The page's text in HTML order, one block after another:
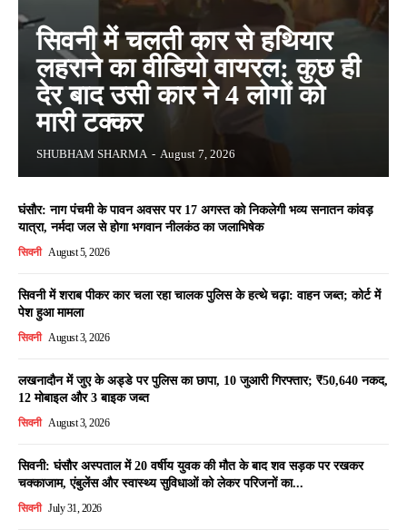
सिवनी में चलती कार से हथियार
लहराने का वीडियो वायरल: कुछ ही
देर बाद उसी कार ने 4 लोगों को
मारी टक्कर
SHUBHAM SHARMA - August 7, 2026
घंसौर: नाग पंचमी के पावन अवसर पर 17 अगस्त को निकलेगी भव्य सनातन कांवड़
यात्रा, नर्मदा जल से होगा भगवान नीलकंठ का जलाभिषेक
सिवनी August 5, 2026
सिवनी में शराब पीकर कार चला रहा चालक पुलिस के हत्थे चढ़ा: वाहन जब्त; कोर्ट में
पेश हुआ मामला
सिवनी August 3, 2026
लखनादौन में जुए के अड्डे पर पुलिस का छापा, 10 जुआरी गिरफ्तार; ₹50,640 नकद,
12 मोबाइल और 3 बाइक जब्त
सिवनी August 3, 2026
सिवनी: घंसौर अस्पताल में 20 वर्षीय युवक की मौत के बाद शव सड़क पर रखकर
चक्काजाम, एंबुलेंस और स्वास्थ्य सुविधाओं को लेकर परिजनों का...
सिवनी July 31, 2026